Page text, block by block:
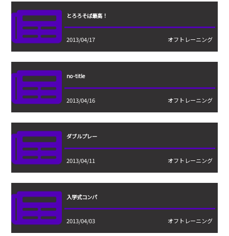
とろろそば最高！
2013/04/17 オフトレーニング
no-title
2013/04/16 オフトレーニング
ダブルプレー
2013/04/11 オフトレーニング
入学式コンパ
2013/04/03 オフトレーニング